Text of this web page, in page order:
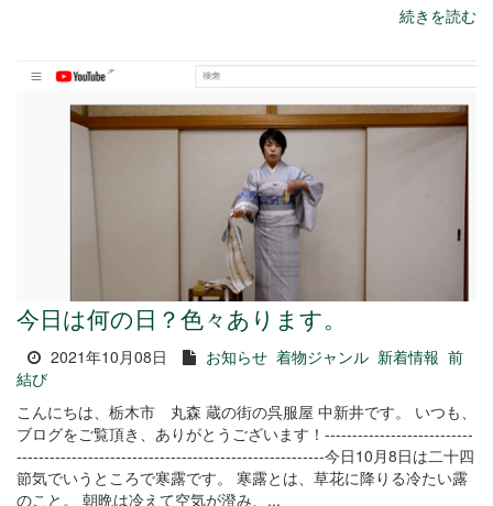
続きを読む
今日は何の日？色々あります。
2021年10月08日 お知らせ 着物ジャンル 新着情報 前
結び
こんにちは、栃木市 丸森 蔵の街の呉服屋 中新井です。 いつも、
ブログをご覧頂き、ありがとうございます！---------------------------
--------------------------------------------------------今日10月8日は二十四
節気でいうところで寒露です。 寒露とは、草花に降りる冷たい露
のこと。 朝晩は冷えて空気が澄み、...